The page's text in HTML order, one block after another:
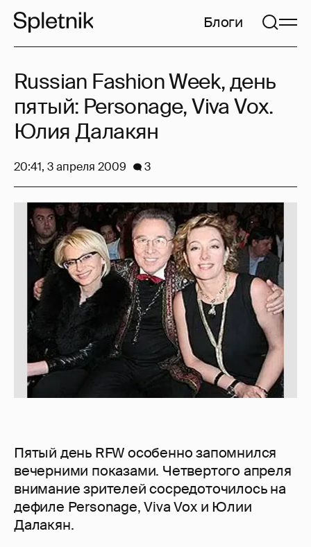
Блоги
Пятый день RFW особенно запомнился
вечерними показами. Четвертого апреля
внимание зрителей сосредоточилось на
дефиле Personage, Viva Vox и Юлии
Далакян.
Russian Fashion Week, день
пятый: Personage, Viva Vox.
Юлия Далакян
20:41, 3 апреля 2009 3